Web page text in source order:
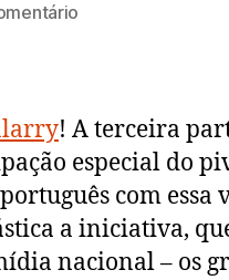
publicação
! A terceira
especial do
com essa
a iniciativa,
nacional – os